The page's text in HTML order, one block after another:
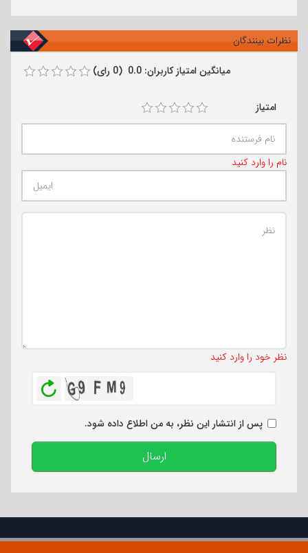
نظرات بینندگان
میانگین امتیاز کاربران: 0.0 (0 رای)
امتیاز
نام را وارد کنید
نظر خود را وارد کنید
پس از انتشار این نظر، به من اطلاع داده شود.
ارسال